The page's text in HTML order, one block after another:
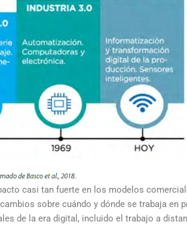
casi tan fuerte en los modelos
sobre cuándo y dónde se trabaja en
de la era digital, incluido el trabajo a